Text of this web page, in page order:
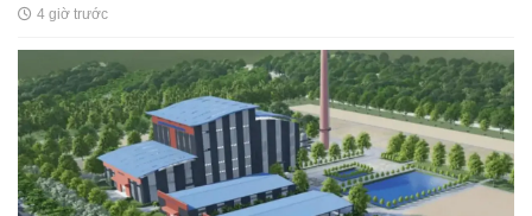
4 giờ trước